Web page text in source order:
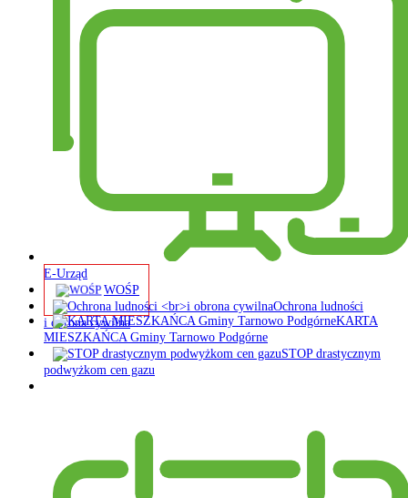
E-Urząd
WOŚP
Ochrona ludności
i obrona cywilna
KARTA
MIESZKAŃCA Gminy Tarnowo Podgórne
STOP drastycznym
podwyżkom cen gazu